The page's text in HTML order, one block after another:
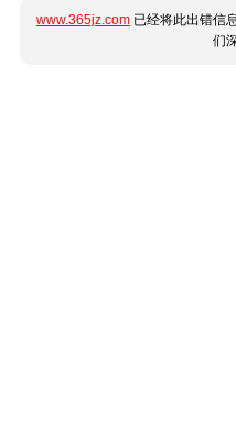
www.365jz.com 已经将此出错信
们